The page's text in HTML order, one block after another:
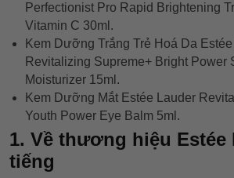
Perfectionist Pro Rapid Brightening
Vitamin C 30ml.
Kem Dưỡng Trắng Trẻ Hoá Da
Revitalizing Supreme+ Bright Power
Moisturizer 15ml.
Kem Dưỡng Mắt Estée Lauder
Youth Power Eye Balm 5ml.
1. Về thương hiệu Estée
tiếng